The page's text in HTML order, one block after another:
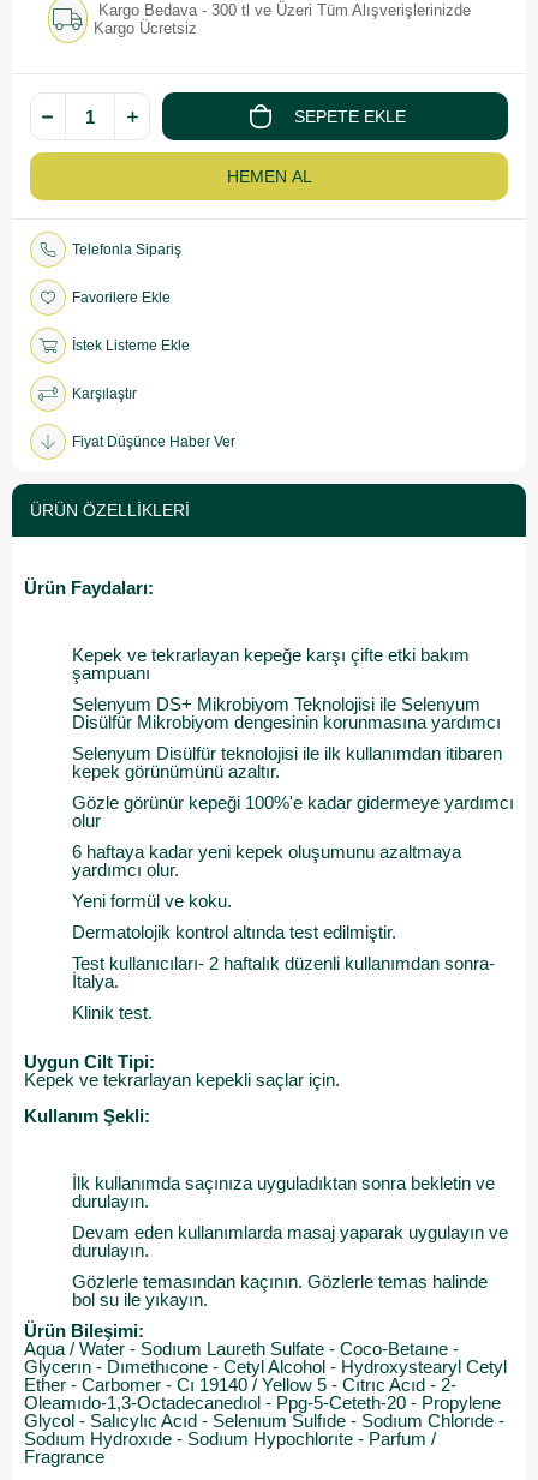
Kargo Bedava - 300 tl ve Üzeri Tüm Alışverişlerinizde
Kargo Ücretsiz
Telefonla Sipariş
Favorilere Ekle
İstek Listeme Ekle
Karşılaştır
Fiyat Düşünce Haber Ver
ÜRÜN ÖZELLIKLERI
Ürün Faydaları:
Kepek ve tekrarlayan kepeğe karşı çifte etki bakım
şampuanı
Selenyum DS+ Mikrobiyom Teknolojisi ile Selenyum
Disülfür Mikrobiyom dengesinin korunmasına yardımcı
Selenyum Disülfür teknolojisi ile ilk kullanımdan itibaren
kepek görünümünü azaltır.
Gözle görünür kepeği 100%'e kadar gidermeye yardımcı
olur
6 haftaya kadar yeni kepek oluşumunu azaltmaya
yardımcı olur.
Yeni formül ve koku.
Dermatolojik kontrol altında test edilmiştir.
Test kullanıcıları- 2 haftalık düzenli kullanımdan sonra-
İtalya.
Klinik test.
Uygun Cilt Tipi:
Kepek ve tekrarlayan kepekli saçlar için.
Kullanım Şekli:
İlk kullanımda saçınıza uyguladıktan sonra bekletin ve
durulayın.
Devam eden kullanımlarda masaj yaparak uygulayın ve
durulayın.
Gözlerle temasından kaçının. Gözlerle temas halinde
bol su ile yıkayın.
Ürün Bileşimi:
Aqua / Water - Sodıum Laureth Sulfate - Coco-Betaıne -
Glycerın - Dımethıcone - Cetyl Alcohol - Hydroxystearyl Cetyl
Ether - Carbomer - Cı 19140 / Yellow 5 - Cıtrıc Acıd - 2-
Oleamıdo-1,3-Octadecanedıol - Ppg-5-Ceteth-20 - Propylene
Glycol - Salıcylıc Acıd - Selenıum Sulfıde - Sodıum Chlorıde -
Sodıum Hydroxıde - Sodıum Hypochlorıte - Parfum /
Fragrance